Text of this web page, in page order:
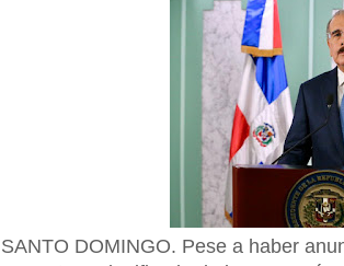
SANTO DOMINGO. Pese a haber